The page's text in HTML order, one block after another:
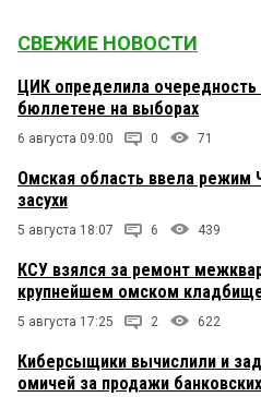
СВЕЖИЕ НОВОСТИ
ЦИК определила очередность
бюллетене на выборах
6 августа 09:00 0 71
Омская область ввела режим
засухи
5 августа 18:07 6 439
КСУ взялся за ремонт
крупнейшем омском
5 августа 17:25 2 622
Киберсыщики вычислили и
омичей за продажи